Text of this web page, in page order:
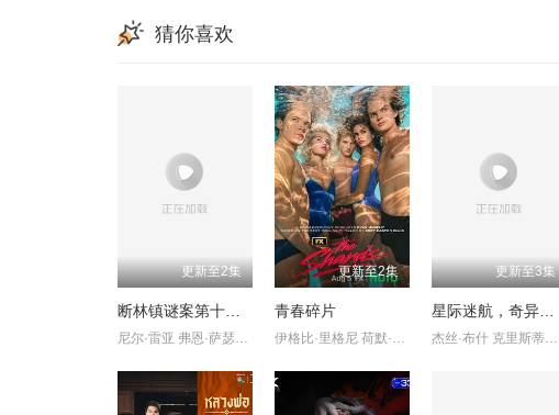
猜你喜欢
更新至2集
断林镇谜案第十二季
尼尔·雷亚 弗恩·萨瑟兰 克里斯蒂娜·谢尔班·扬达
更新至2集
青春碎片
伊格比·里格尼 荷默·基尔 格拉汉姆·坎贝尔 韦斯·本特利 埃文
更新至3集
星际迷航，奇异新世界第四季
杰丝·布什 克里斯蒂娜·钟